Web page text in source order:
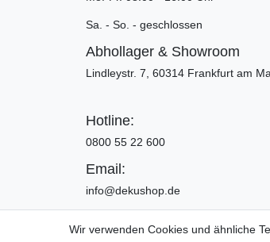
Sa. - So. - geschlossen
Abhollager & Showroom
Lindleystr. 7, 60314 Frankfurt am
Hotline:
0800 55 22 600
Email:
info@dekushop.de
Wir verwenden Cookies und ähnliche